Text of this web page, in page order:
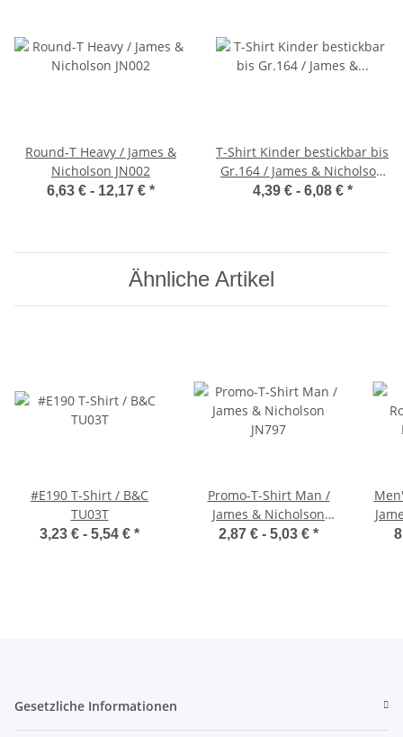
Round-T Heavy / James &
Nicholson JN002
6,63 € - 12,17 € *
T-Shirt Kinder bestickbar bis
Gr.164 / James & Nicholson
JN019
4,39 € - 6,08 € *
Ähnliche Artikel
#E190 T-Shirt / B&C
TU03T
3,23 € - 5,54 € *
Promo-T-Shirt Man /
James & Nicholson
JN797
2,87 € - 5,03 € *
Gesetzliche Informationen